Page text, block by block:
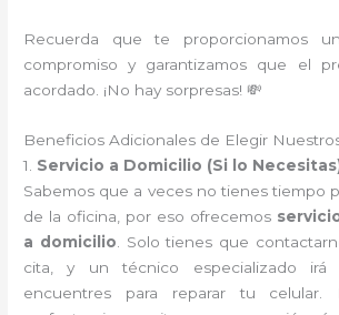
Recuerda que te proporcionamos
compromiso y garantizamos que el
acordado. ¡No hay sorpresas! 💸
Beneficios Adicionales de Elegir
1. Servicio a Domicilio (Si lo
Sabemos que a veces no tienes tiempo
de la oficina, por eso ofrecemos
a domicilio . Solo tienes que
cita, y un técnico especializado
encuentres para reparar tu celular.